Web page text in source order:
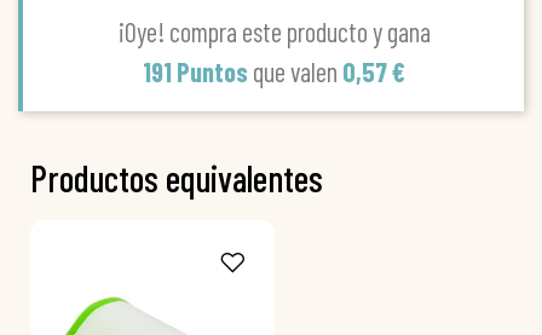
¡Oye! compra este producto y gana
191 Puntos que valen 0,57 €
Productos equivalentes